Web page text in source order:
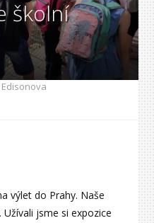
školní
výlet do Prahy. Naše
jsme si expozice